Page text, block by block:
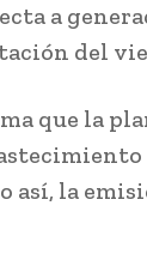
a
del
que la
la